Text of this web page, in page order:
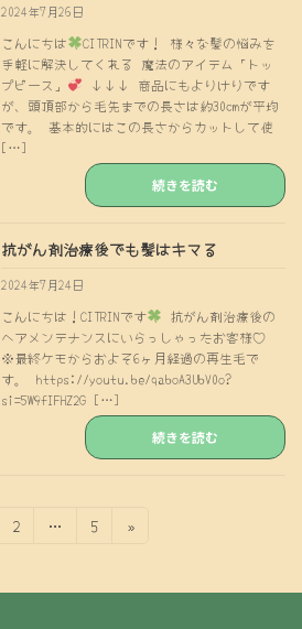
2024年7月26日
こんにちは
CITRINです！ 様々な髪の悩みを
手軽に解決してくれる 魔法のアイテム「トッ
プピース」
↓↓↓ 商品にもよりけりです
が、頭頂部から毛先までの長さは約30cmが平均
です。 基本的にはこの長さからカットして使
[…]
続きを読む
抗がん剤治療後でも髪はキマる
2024年7月24日
こんにちは！CITRINです
抗がん剤治療後の
ヘアメンテナンスにいらっしゃったお客様♡
※最終ケモからおよそ6ヶ月経過の再生毛で
す。 https://youtu.be/qaboA3UbV0o?
si=5W9fIFHZ2G […]
続きを読む
固
ー
2 …
固
ー
5 »